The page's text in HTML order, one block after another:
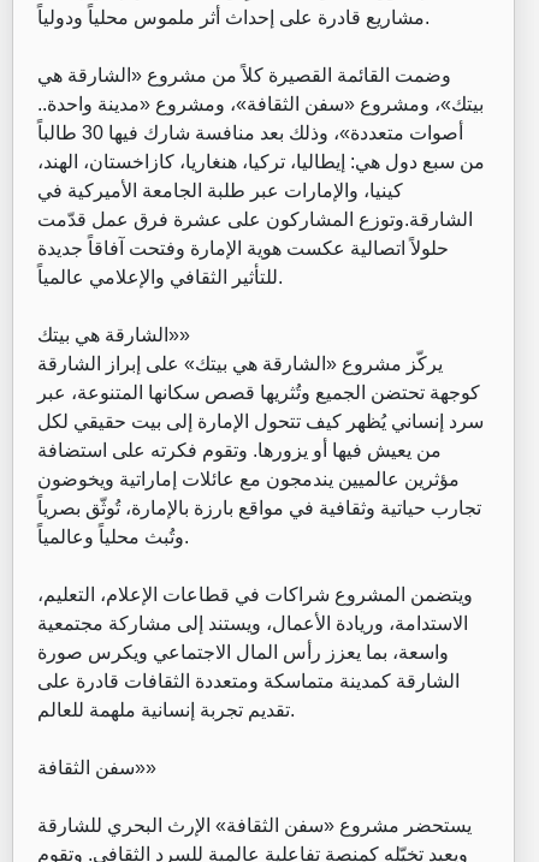
مشاريع قادرة على إحداث أثر ملموس محلياً ودولياً.
‏وضمت القائمة القصيرة كلاً من مشروع «الشارقة هي
بيتك»، ومشروع «سفن الثقافة»، ومشروع «مدينة واحدة..
أصوات متعددة»، وذلك بعد منافسة شارك فيها 30 طالباً
من سبع دول هي: إيطاليا، تركيا، هنغاريا، كازاخستان، الهند،
كينيا، والإمارات عبر طلبة الجامعة الأميركية في
الشارقة.وتوزع المشاركون على عشرة فرق عمل قدّمت
حلولاً اتصالية عكست هوية الإمارة وفتحت آفاقاً جديدة
للتأثير الثقافي والإعلامي عالمياً.
‏«الشارقة هي بيتك»
‏يركّز مشروع «الشارقة هي بيتك» على إبراز الشارقة
كوجهة تحتضن الجميع وتُثريها قصص سكانها المتنوعة، عبر
سرد إنساني يُظهر كيف تتحول الإمارة إلى بيت حقيقي لكل
من يعيش فيها أو يزورها. وتقوم فكرته على استضافة
مؤثرين عالميين يندمجون مع عائلات إماراتية ويخوضون
تجارب حياتية وثقافية في مواقع بارزة بالإمارة، تُوثّق بصرياً
وتُبث محلياً وعالمياً.
‏ويتضمن المشروع شراكات في قطاعات الإعلام، التعليم،
الاستدامة، وريادة الأعمال، ويستند إلى مشاركة مجتمعية
واسعة، بما يعزز رأس المال الاجتماعي ويكرس صورة
الشارقة كمدينة متماسكة ومتعددة الثقافات قادرة على
تقديم تجربة إنسانية ملهمة للعالم.
‏«سفن الثقافة»
‏يستحضر مشروع «سفن الثقافة» الإرث البحري للشارقة
ويعيد تخيّله كمنصة تفاعلية عالمية للسرد الثقافي. وتقوم